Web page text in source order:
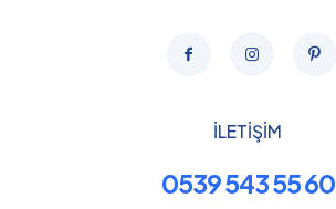
İLETİŞİM
0539 543 55 60